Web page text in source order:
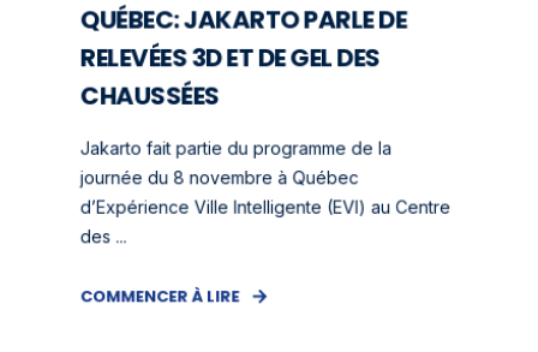
QUÉBEC: JAKARTO PARLE DE
RELEVÉES 3D ET DE GEL DES
CHAUSSÉES
Jakarto fait partie du programme de la
journée du 8 novembre à Québec
d’Expérience Ville Intelligente (EVI) au Centre
des ...
COMMENCER À LIRE